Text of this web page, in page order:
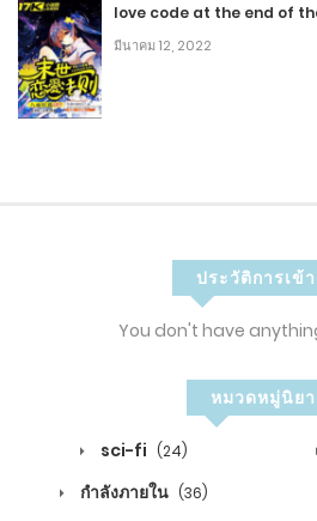
2
บทที่ 64 ฮ่าฮ่า พวกแกถูกล้อมเอาไว้ทั้งหม
กรกฎาคม 6, 2020
บทที่ 62 เข้ามาเลย ซัดฉันให้เต็
บทที่ 61 ร้องขอกำลังเสริม
love code at the end of
มีนาคม 12, 2022
ประวัติการเข้
You don't have
หมวดหมู่นิย
sci-fi (24)
กำลังภายใน (36)